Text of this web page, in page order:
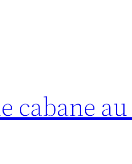
cabane